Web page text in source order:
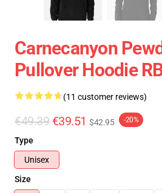
Carnecanyon
Pullover Hoodie
(11 customer reviews)
€49.39 €39.51 $42.95 -20%
Type
Unisex
Size